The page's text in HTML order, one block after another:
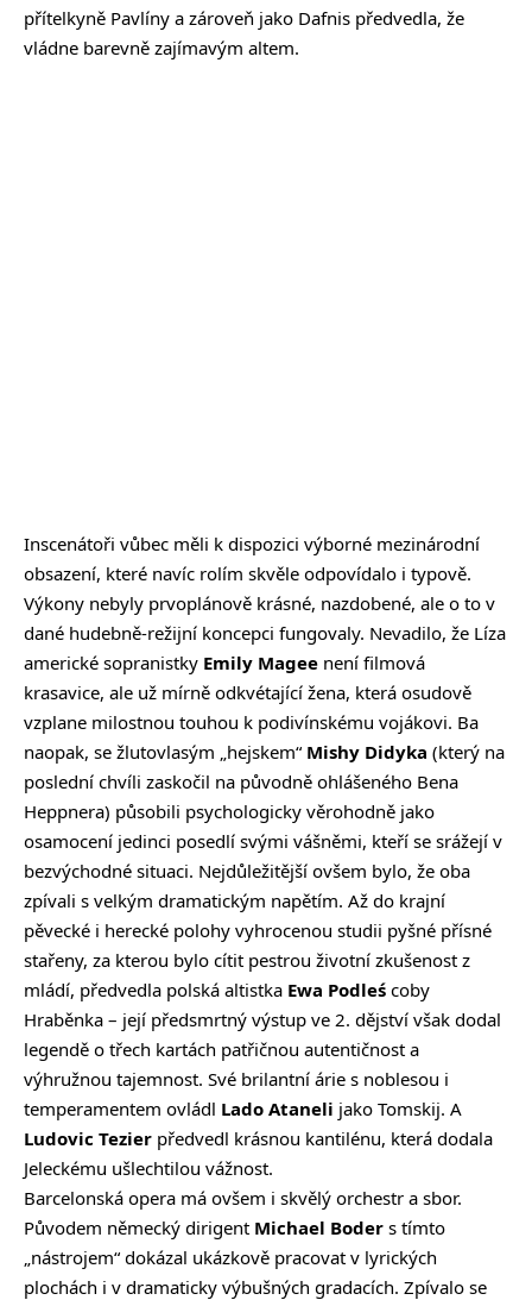
přítelkyně Pavlíny a zároveň jako Dafnis předvedla, že
vládne barevně zajímavým altem.
Inscenátoři vůbec měli k dispozici výborné mezinárodní
obsazení, které navíc rolím skvěle odpovídalo i typově.
Výkony nebyly prvoplánově krásné, nazdobené, ale o to v
dané hudebně-režijní koncepci fungovaly. Nevadilo, že Líza
americké sopranistky Emily Magee není filmová
krasavice, ale už mírně odkvétající žena, která osudově
vzplane milostnou touhou k podivínskému vojákovi. Ba
naopak, se žlutovlasým „hejskem“ Mishy Didyka (který na
poslední chvíli zaskočil na původně ohlášeného Bena
Heppnera) působili psychologicky věrohodně jako
osamocení jedinci posedlí svými vášněmi, kteří se srážejí v
bezvýchodné situaci. Nejdůležitější ovšem bylo, že oba
zpívali s velkým dramatickým napětím. Až do krajní
pěvecké i herecké polohy vyhrocenou studii pyšné přísné
stařeny, za kterou bylo cítit pestrou životní zkušenost z
mládí, předvedla polská altistka Ewa Podleś coby
Hraběnka – její předsmrtný výstup ve 2. dějství však dodal
legendě o třech kartách patřičnou autentičnost a
výhružnou tajemnost. Své brilantní árie s noblesou i
temperamentem ovládl Lado Ataneli jako Tomskij. A
Ludovic Tezier předvedl krásnou kantilénu, která dodala
Jeleckému ušlechtilou vážnost.
Barcelonská opera má ovšem i skvělý orchestr a sbor.
Původem německý dirigent Michael Boder s tímto
„nástrojem“ dokázal ukázkově pracovat v lyrických
plochách i v dramaticky výbušných gradacích. Zpívalo se